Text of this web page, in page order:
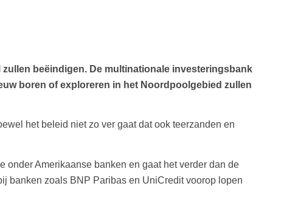
beëindigen. De multinationale investeringsbank
boren of exploreren in het Noordpoolgebied zullen
het beleid niet zo ver gaat dat ook teerzanden en
Amerikaanse banken en gaat het verder dan de
banken zoals BNP Paribas en UniCredit voorop lopen